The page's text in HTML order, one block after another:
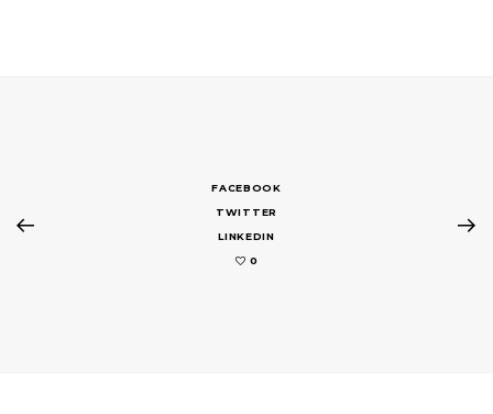
FACEBOOK
TWITTER
LINKEDIN
0